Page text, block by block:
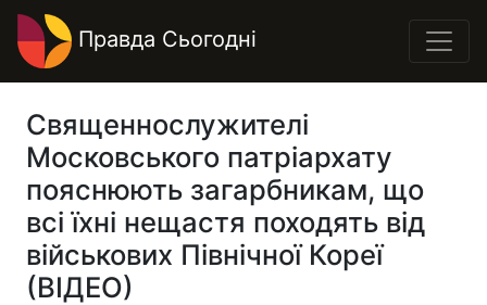
Правда Сьогодні
Священнослужителі
Московського патріархату
пояснюють загарбникам, що
всі їхні нещастя походять від
військових Північної Кореї
(ВІДЕО)